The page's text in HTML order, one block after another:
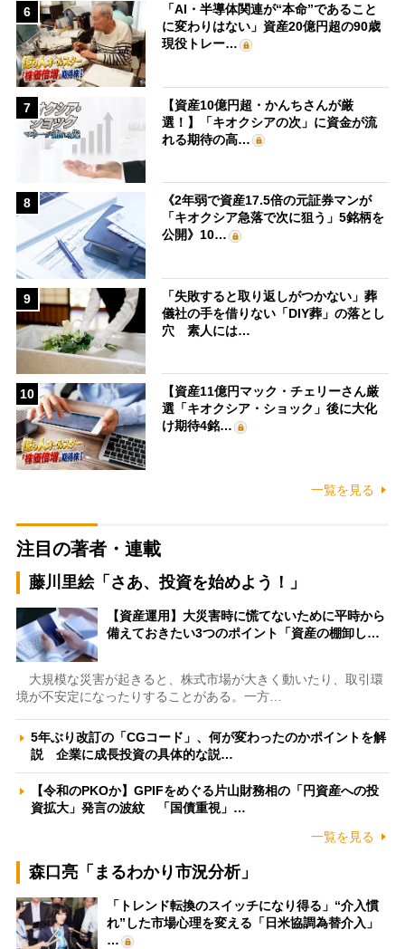
6
「AI・半導体関連が“本命”であること
に変わりはない」資産20億円超の90歳
現役トレー…
7
【資産10億円超・かんちさんが厳
選！】「キオクシアの次」に資金が流
れる期待の高…
8
《2年弱で資産17.5倍の元証券マンが
「キオクシア急落で次に狙う」5銘柄を
公開》10…
9
「失敗すると取り返しがつかない」葬
儀社の手を借りない「DIY葬」の落とし
穴 素人には…
10
【資産11億円マック・チェリーさん厳
選「キオクシア・ショック」後に大化
け期待4銘…
一覧を見る
注目の著者・連載
藤川里絵「さあ、投資を始めよう！」
【資産運用】大災害時に慌てないために平時から
備えておきたい3つのポイント「資産の棚卸し…
大規模な災害が起きると、株式市場が大きく動いたり、取引環
境が不安定になったりすることがある。一方…
5年ぶり改訂の「CGコード」、何が変わったのかポイントを解
説 企業に成長投資の具体的な説…
【令和のPKOか】GPIFをめぐる片山財務相の「円資産への投
資拡大」発言の波紋 「国債重視」…
一覧を見る
森口亮「まるわかり市況分析」
「トレンド転換のスイッチになり得る」“介入慣
れ”した市場心理を変える「日米協調為替介入」
…